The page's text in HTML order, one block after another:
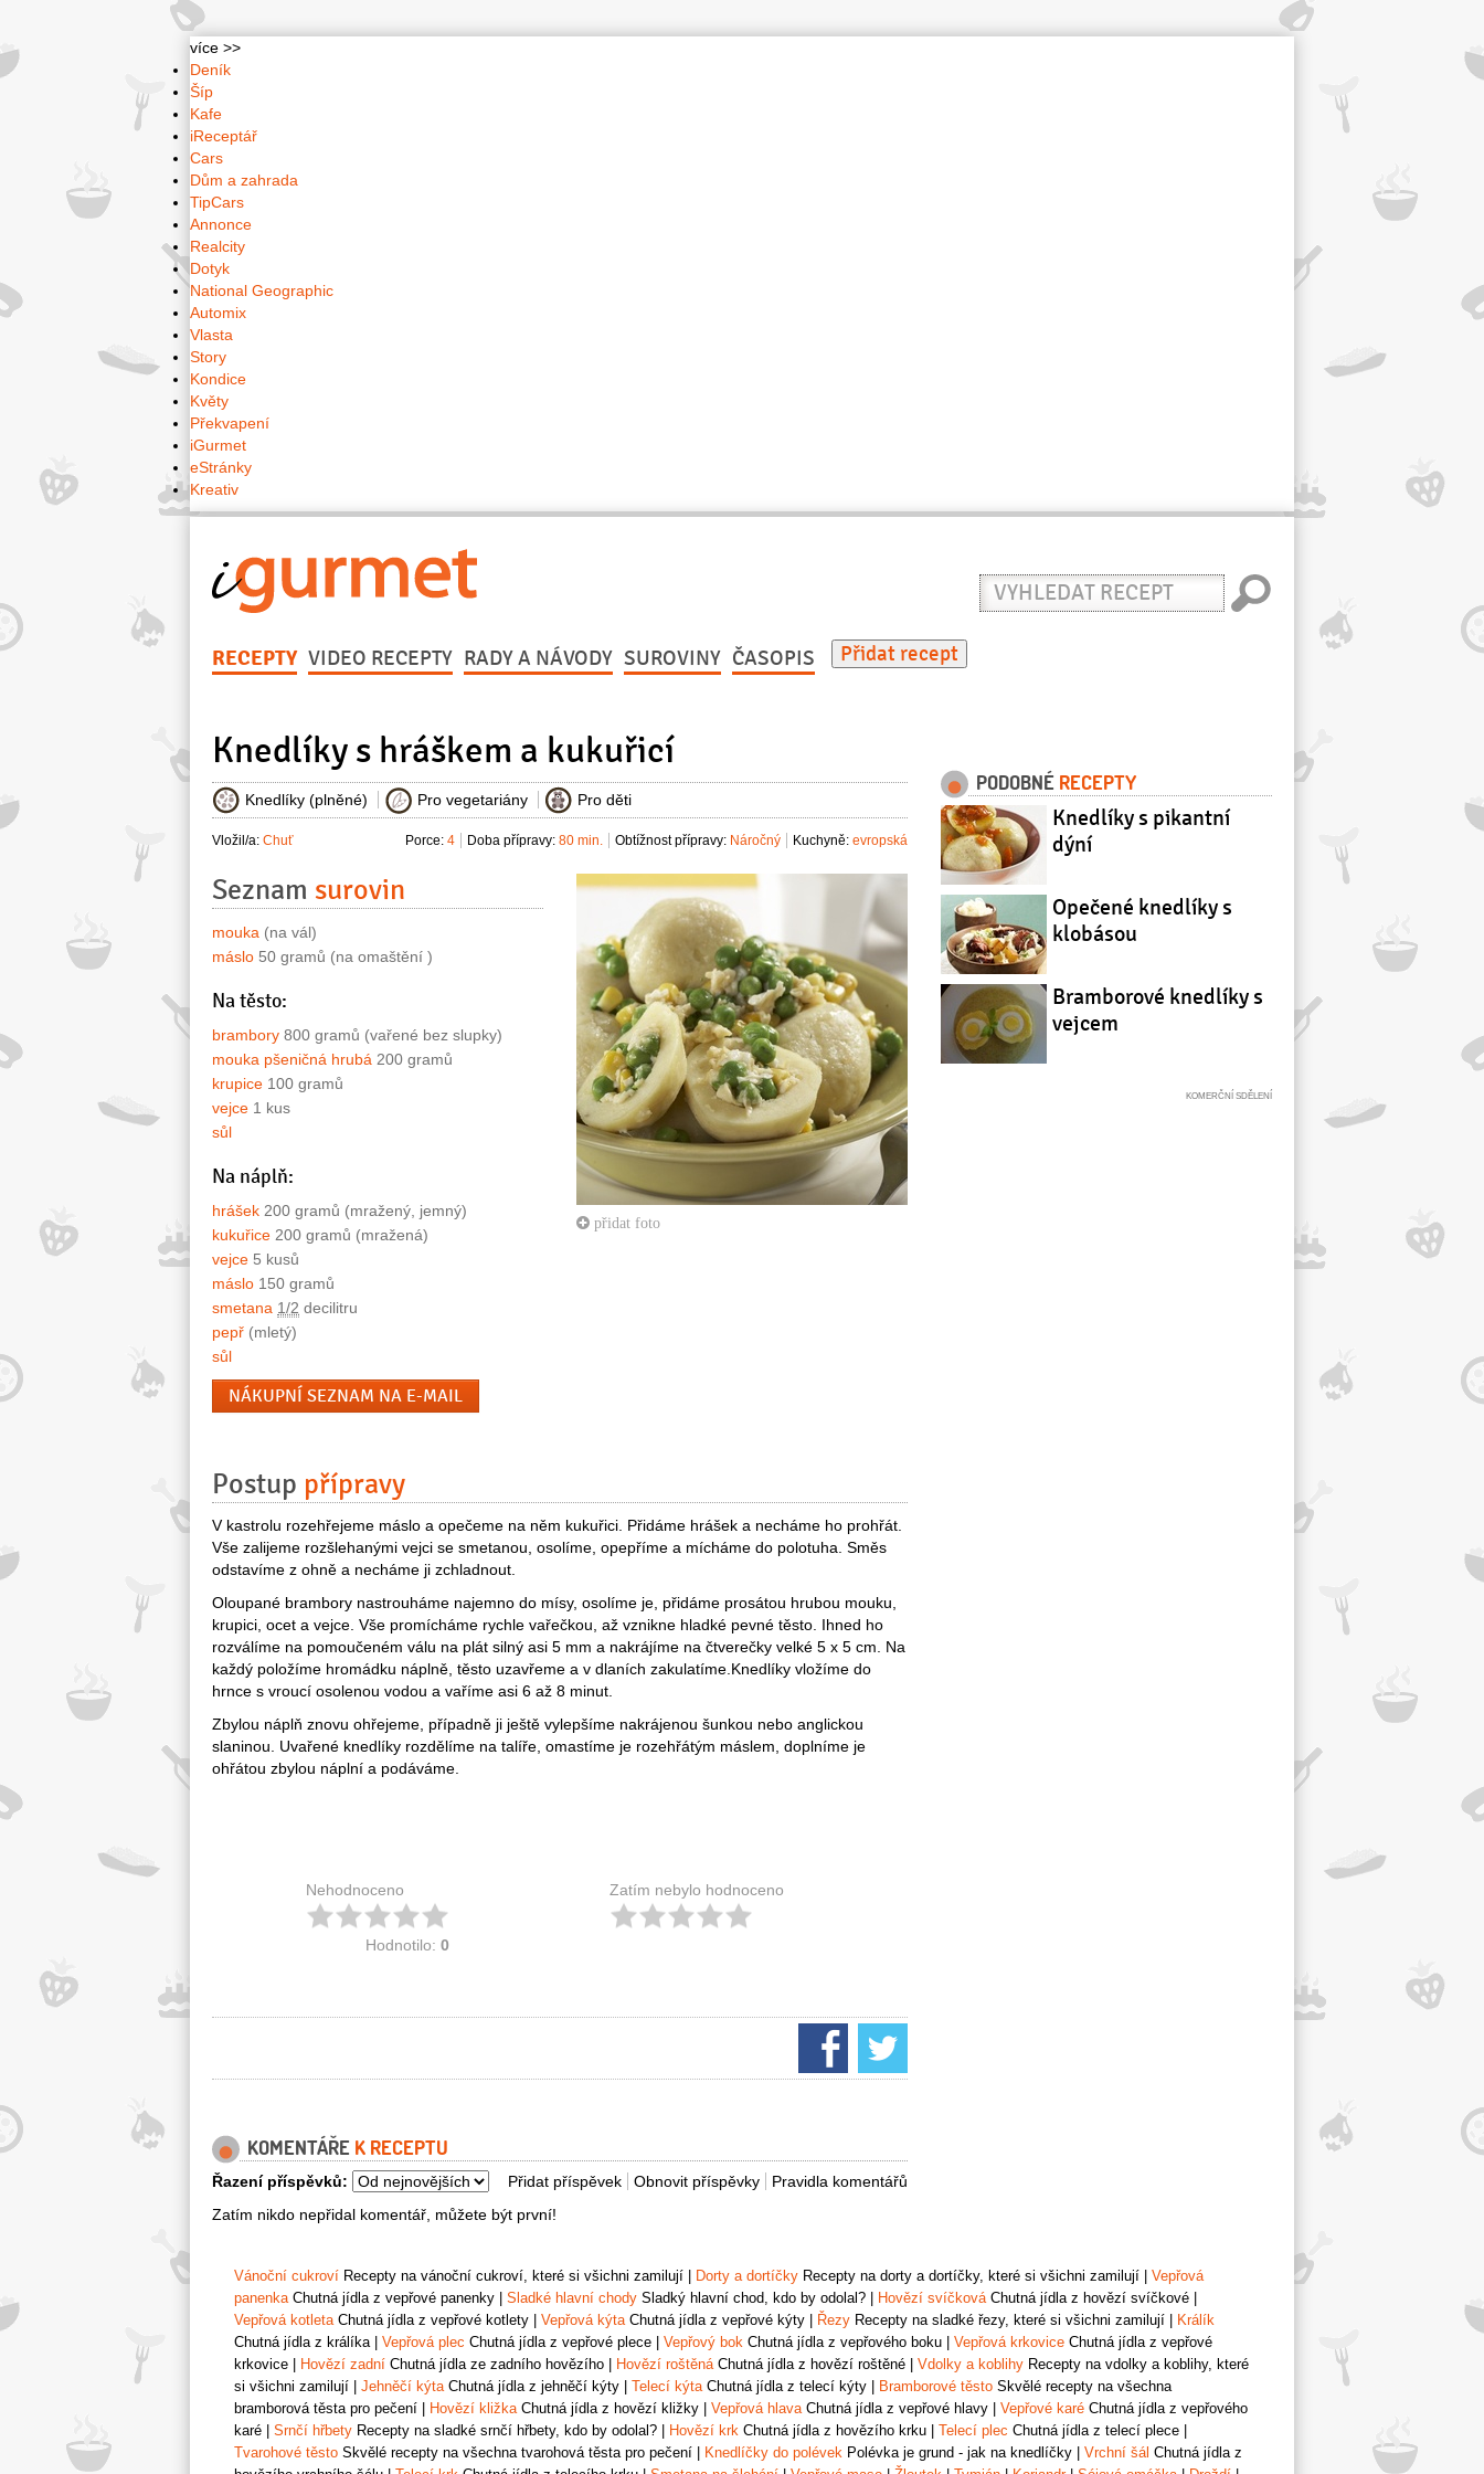
více >>
Deník
Šíp
Kafe
iReceptář
Cars
Dům a zahrada
TipCars
Annonce
Realcity
Dotyk
National Geographic
Automix
Vlasta
Story
Kondice
Květy
Překvapení
iGurmet
eStránky
Kreativ
Vyhledat
recept
RECEPTY VIDEO RECEPTY RADY A NÁVODY SUROVINY ČASOPIS Přidat recept
Knedlíky s hráškem a kukuřicí
Knedlíky (plněné) Pro vegetariány Pro děti
Vložil/a: Chuť Kuchyně: evropská
Obtížnost přípravy: Náročný
Doba přípravy: 80 min.
Porce: 4
přidat foto
Seznam surovin
mouka (na vál)
máslo 50 gramů (na omaštění )
Na těsto:
brambory 800 gramů (vařené bez slupky)
mouka pšeničná hrubá 200 gramů
krupice 100 gramů
vejce 1 kus
sůl
Na náplň:
hrášek 200 gramů (mražený, jemný)
kukuřice 200 gramů (mražená)
vejce 5 kusů
máslo 150 gramů
smetana 1/2 decilitru
pepř (mletý)
sůl
NÁKUPNÍ SEZNAM NA E-MAIL
Postup přípravy
V kastrolu rozehřejeme máslo a opečeme na něm kukuřici. Přidáme hrášek a necháme ho prohřát.
Vše zalijeme rozšlehanými vejci se smetanou, osolíme, opepříme a mícháme do polotuha. Směs
odstavíme z ohně a necháme ji zchladnout.
Oloupané brambory nastrouháme najemno do mísy, osolíme je, přidáme prosátou hrubou mouku,
krupici, ocet a vejce. Vše promícháme rychle vařečkou, až vznikne hladké pevné těsto. Ihned ho
rozválíme na pomoučeném válu na plát silný asi 5 mm a nakrájíme na čtverečky velké 5 x 5 cm. Na
každý položíme hromádku náplně, těsto uzavřeme a v dlaních zakulatíme.Knedlíky vložíme do
hrnce s vroucí osolenou vodou a vaříme asi 6 až 8 minut.
Zbylou náplň znovu ohřejeme, případně ji ještě vylepšíme nakrájenou šunkou nebo anglickou
slaninou. Uvařené knedlíky rozdělíme na talíře, omastíme je rozehřátým máslem, doplníme je
ohřátou zbylou náplní a podáváme.
Nehodnoceno
Hodnotilo: 0
Zatím nebylo hodnoceno
KOMENTÁŘE K RECEPTU
Pravidla komentářů
Obnovit příspěvky
Přidat příspěvek
Řazení příspěvků:
Zatím nikdo nepřidal komentář, můžete být první!
PODOBNÉ RECEPTY
Knedlíky s pikantní
dýní
Opečené knedlíky s
klobásou
Bramborové knedlíky s
vejcem
Vánoční cukroví Recepty na vánoční cukroví, které si všichni zamilují Dorty a dortíčky Recepty na dorty a dortíčky, které si všichni zamilují
Vepřová
panenkaChutná jídla z vepřové panenky Sladké hlavní chody Sladký hlavní chod, kdo by odolal? Hovězí svíčkováChutná jídla z hovězí svíčkové
Vepřová kotletaChutná jídla z vepřové kotlety Vepřová kýtaChutná jídla z vepřové kýty Řezy Recepty na sladké řezy, které si všichni zamilují
Králík
Chutná jídla z králíka| Vepřová plec Chutná jídla z vepřové plece Vepřový bok Chutná jídla z vepřového boku Vepřová krkovice Chutná jídla z vepřové
krkovice
Hovězí zadní Chutná jídla ze zadního hovězího Hovězí roštěnáChutná jídla z hovězí roštěné Vdolky a koblihy Recepty na vdolky a koblihy, které
si všichni zamilují
Jehněčí kýtaChutná jídla z jehněčí kýty Telecí kýtaChutná jídla z telecí kýty Bramborové těsto Skvělé recepty na všechna
bramborová těsta pro pečení
Hovězí kližkaChutná jídla z hovězí kližky Vepřová hlavaChutná jídla z vepřové hlavy Vepřové karé Chutná jídla z vepřového
karé
Srnčí hřbety Recepty na sladké srnčí hřbety, kdo by odolal? Hovězí krk Chutná jídla z hovězího krku Telecí plec Chutná jídla z telecí plece
Tvarohové těsto Skvělé recepty na všechna tvarohová těsta pro pečení Knedlíčky do polévek Polévka je grund - jak na knedlíčky Vrchní šál Chutná jídla z